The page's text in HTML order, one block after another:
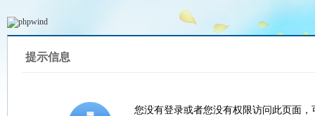
提示信息
您没有登录或者您没有权限访问此页面